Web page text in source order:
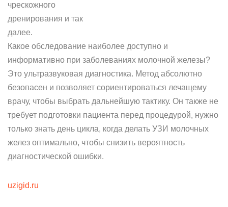
чрескожного
дренирования и так
далее.
Какое обследование наиболее доступно и
информативно при заболеваниях молочной железы?
Это ультразвуковая диагностика. Метод абсолютно
безопасен и позволяет сориентироваться лечащему
врачу, чтобы выбрать дальнейшую тактику. Он также не
требует подготовки пациента перед процедурой, нужно
только знать день цикла, когда делать УЗИ молочных
желез оптимально, чтобы снизить вероятность
диагностической ошибки.
uzigid.ru